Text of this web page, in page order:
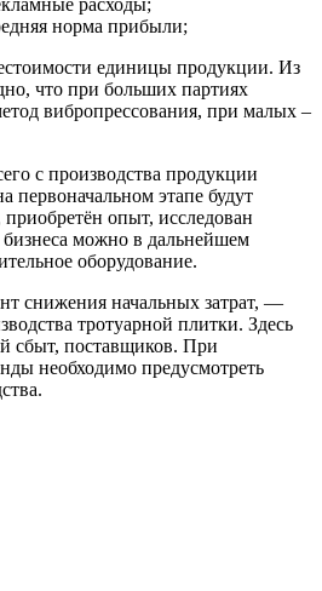
норма прибыли;
единицы продукции. Из
что при больших партиях
вибропрессования, при малых –
с производства продукции
первоначальном этапе будут
опыт, исследован
можно в дальнейшем
оборудование.
снижения начальных затрат, —
тротуарной плитки. Здесь
сбыт, поставщиков. При
необходимо предусмотреть